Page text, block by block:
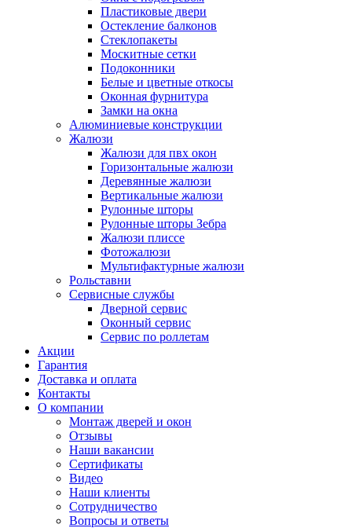
Пластиковые двери
Остекление балконов
Стеклопакеты
Москитные сетки
Подоконники
Белые и цветные откосы
Оконная фурнитура
Замки на окна
Алюминиевые конструкции
Жалюзи
Жалюзи для пвх окон
Горизонтальные жалюзи
Деревянные жалюзи
Вертикальные жалюзи
Рулонные шторы
Рулонные шторы Зебра
Жалюзи плиссе
Фотожалюзи
Мультифактурные жалюзи
Рольставни
Сервисные службы
Дверной сервис
Оконный сервис
Сервис по роллетам
Акции
Гарантия
Доставка и оплата
Контакты
О компании
Монтаж дверей и окон
Отзывы
Наши вакансии
Сертификаты
Видео
Наши клиенты
Сотрудничество
Вопросы и ответы